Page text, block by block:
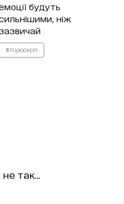
будуть
ніж
#гороскоп
так...